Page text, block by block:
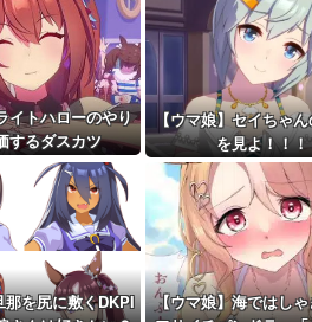
ータ大宮駅前店の神セレコーナーが
(26/08/01)楽曲が追加！ 追加楽曲に
衛生部隊と民間医療従事者が参加し
て寝れますか？
そ」冨安健洋、クリスタルパレス
議）無凸ブーケと完凸シャカール
Lv6、7の解放が今後2か月置きに実
イトハローのやり
するダスカツ
【ウマ娘】セイちゃ
を見よ！！！
那を尻に敷くDKPI
【ウマ娘】海ではし